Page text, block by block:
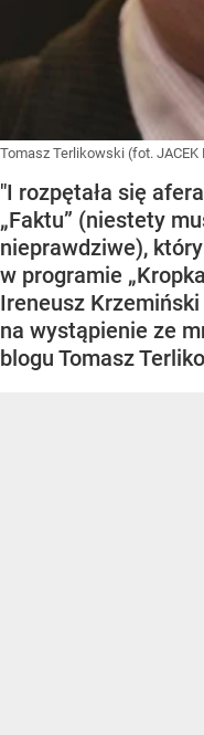
Tomasz Terlikowski (fot. JACEK
"I rozpętała się
„Faktu” (niestety
nieprawdziwe),
w programie
Ireneusz Krzemiński
na wystąpienie ze
blogu Tomasz